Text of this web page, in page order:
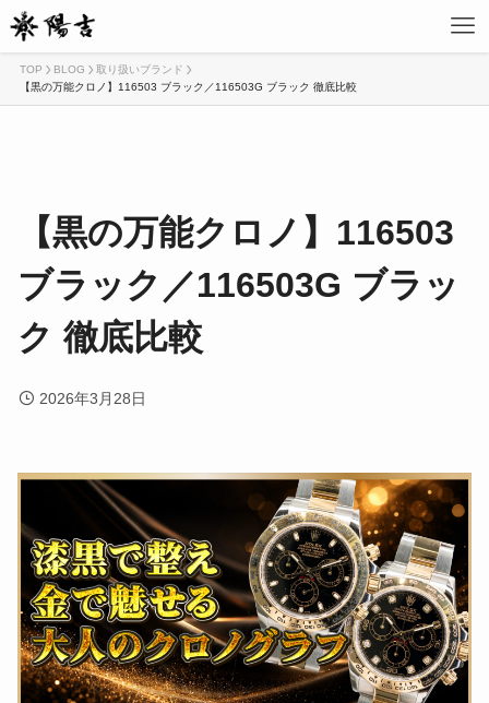
TOP BLOG
取り扱いブランド
【黒の万能クロノ】116503 ブラック／116503G ブラック 徹底比較
【黒の万能クロノ】116503
ブラック／116503G ブラッ
ク 徹底比較
2026年3月28日